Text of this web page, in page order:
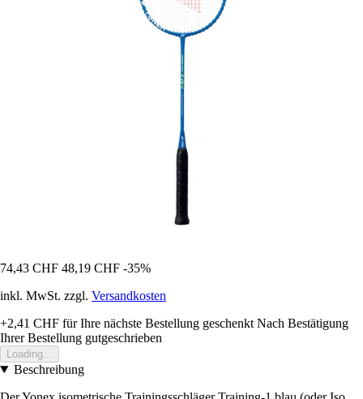
74,43 CHF 48,19 CHF -35%
inkl. MwSt. zzgl. Versandkosten
+2,41 CHF für Ihre nächste Bestellung geschenkt Nach Bestätigung
Ihrer Bestellung gutgeschrieben
Loading...
Beschreibung